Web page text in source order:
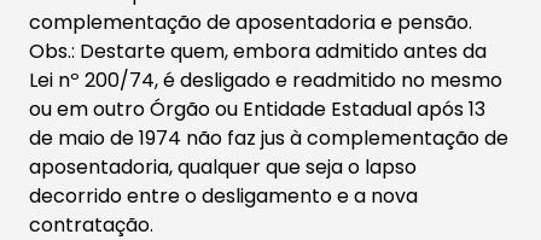
complementação de aposentadoria e pensão.
Obs.: Destarte quem, embora admitido antes da
Lei nº 200/74, é desligado e readmitido no mesmo
ou em outro Órgão ou Entidade Estadual após 13
de maio de 1974 não faz jus à complementação de
aposentadoria, qualquer que seja o lapso
decorrido entre o desligamento e a nova
contratação.